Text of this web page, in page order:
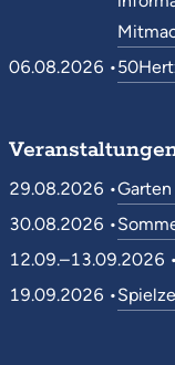
06.08.2026 •
29.08.2026 •Garten
30.08.2026 •
12.09.–13.09.2026 •
19.09.2026 •